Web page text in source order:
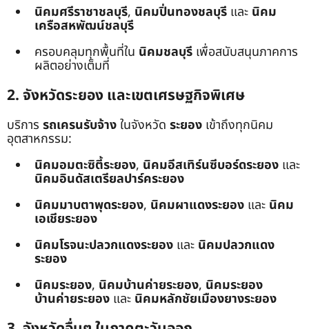
นิคมศรีราชาชลบุรี, นิคมปิ่นทองชลบุรี และ นิคม
เครือสหพัฒน์ชลบุรี
ครอบคลุมทุกพื้นที่ใน นิคมชลบุรี เพื่อสนับสนุนภาคการ
ผลิตอย่างเต็มที่
2. จังหวัดระยอง และเขตเศรษฐกิจพิเศษ
บริการ รถเครนรับจ้างในจังหวัด ระยอง เข้าถึงทุกนิคม
อุตสาหกรรม:
นิคมอมตะซิตี้ระยอง, นิคมอีสเทิร์นซีบอร์ดระยอง และ
นิคมอินดัสเตรียลปาร์คระยอง
นิคมมาบตาพุดระยอง, นิคมผาแดงระยอง และ นิคม
เอเชียระยอง
นิคมโรจนะปลวกแดงระยอง และ นิคมปลวกแดง
ระยอง
นิคมระยอง, นิคมบ้านค่ายระยอง, นิคมระยอง
บ้านค่ายระยอง และ นิคมหลักชัยเมืองยางระยอง